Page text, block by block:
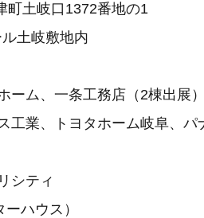
土岐口1372番地の1
土岐敷地内
ム、一条工務店（2棟出展）
業、トヨタホーム岐阜、パ
シティ
ハウス）